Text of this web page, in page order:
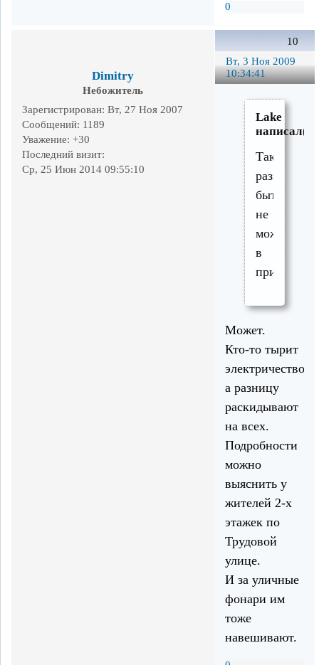
0
10
Вт, 3 Ноя 2009
10:34:41
Dimitry
Небожитель
Зарегистрирован: Вт, 27 Ноя 2007
Сообщений: 1189
Уважение: +30
Последний визит:
Ср, 25 Июн 2014 09:55:10
Lake
Такой
разницы
быть
не
может
в
принципе.
Может.
Кто-то тырит
электричество,
а разницу
раскидывают
на всех.
Подробности
можно
выяснить у
жителей 2-х
этажек по
Трудовой
улице.
И за уличные
фонари им
тоже
навешивают.